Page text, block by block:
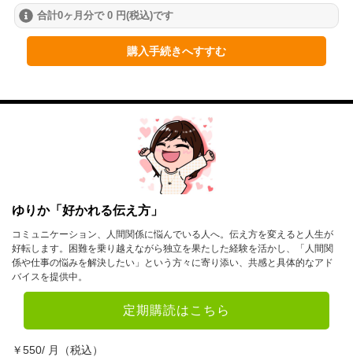
ゆりか「好かれる伝え方」
コミュニケーション、人間関係に悩んでいる人へ。伝え方を変えると人生が
好転します。困難を乗り越えながら独立を果たした経験を活かし、「人間関
係や仕事の悩みを解決したい」という方々に寄り添い、共感と具体的なアド
バイスを提供中。
定期購読はこちら
￥550/ 月（税込）
合計0ヶ月分で 0 円(税込)です
購入手続きへすすむ